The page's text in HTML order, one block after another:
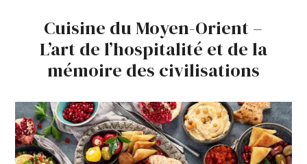
www.guidedesaliments.com
Cuisine du Moyen-Orient –
L’art de l’hospitalité et de la
mémoire des civilisations